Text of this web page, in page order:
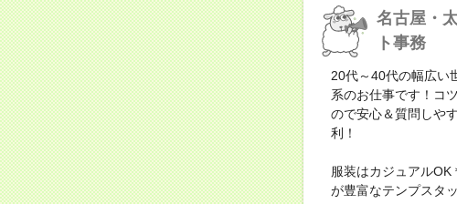
名古屋・
ト事務
20代～40代の幅広い
系のお仕事です！コ
ので安心＆質問しや
利！
服装はカジュアル
が豊富なテンプスタ